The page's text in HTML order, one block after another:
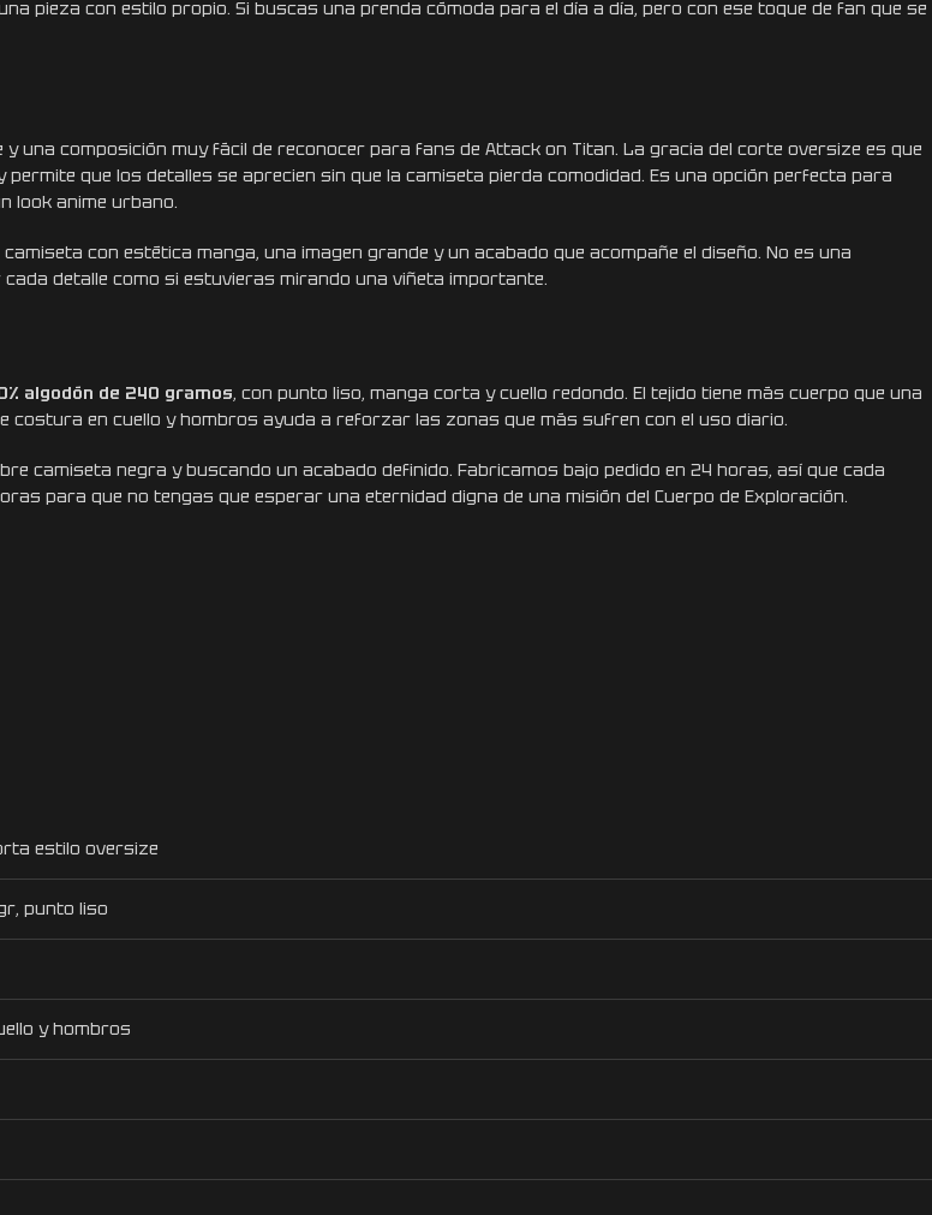
pieza con estilo propio. Si buscas una prenda cómoda para el día a día, pero con ese toque de fan que se
composición muy fácil de reconocer para fans de Attack on Titan. La gracia del corte oversize es que
que los detalles se aprecien sin que la camiseta pierda comodidad. Es una opción perfecta para
look anime urbano.
con estética manga, una imagen grande y un acabado que acompañe el diseño. No es una
detalle como si estuvieras mirando una viñeta importante.
algodón de 240 gramos, con punto liso, manga corta y cuello redondo. El tejido tiene más cuerpo que una
costura en cuello y hombros ayuda a reforzar las zonas que más sufren con el uso diario.
camiseta negra y buscando un acabado definido. Fabricamos bajo pedido en 24 horas, así que cada
para que no tengas que esperar una eternidad digna de una misión del Cuerpo de Exploración.
estilo oversize
punto liso
y hombros